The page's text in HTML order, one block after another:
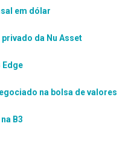
em dólar
privado da Nu Asset
Edge
na bolsa de valores
B3